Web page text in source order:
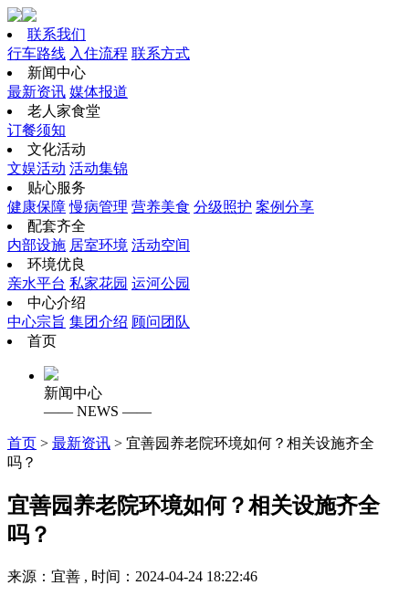
联系我们
行车路线 入住流程 联系方式
新闻中心
最新资讯 媒体报道
老人家食堂
订餐须知
文化活动
文娱活动 活动集锦
贴心服务
健康保障 慢病管理 营养美食 分级照护 案例分享
配套齐全
内部设施 居室环境 活动空间
环境优良
亲水平台 私家花园 运河公园
中心介绍
中心宗旨 集团介绍 顾问团队
首页
新闻中心
—— NEWS ——
首页 > 最新资讯 > 宜善园养老院环境如何？相关设施齐全
吗？
宜善园养老院环境如何？相关设施齐全
吗？
来源：宜善 , 时间：2024-04-24 18:22:46